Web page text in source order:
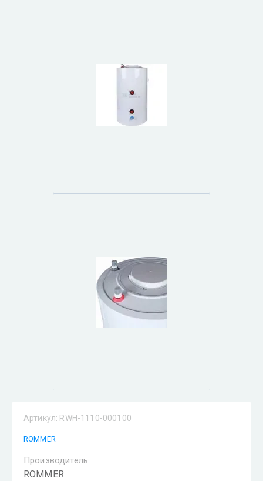
Артикул: RWH-1110-000100
ROMMER
Производитель
ROMMER